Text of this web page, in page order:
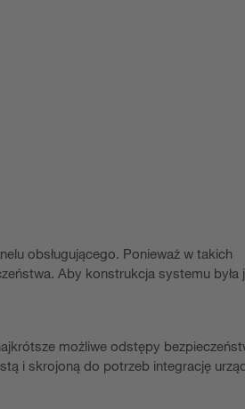
obsługującego. Ponieważ w takich
Aby konstrukcja systemu była
możliwe odstępy
i skrojoną do potrzeb integrację